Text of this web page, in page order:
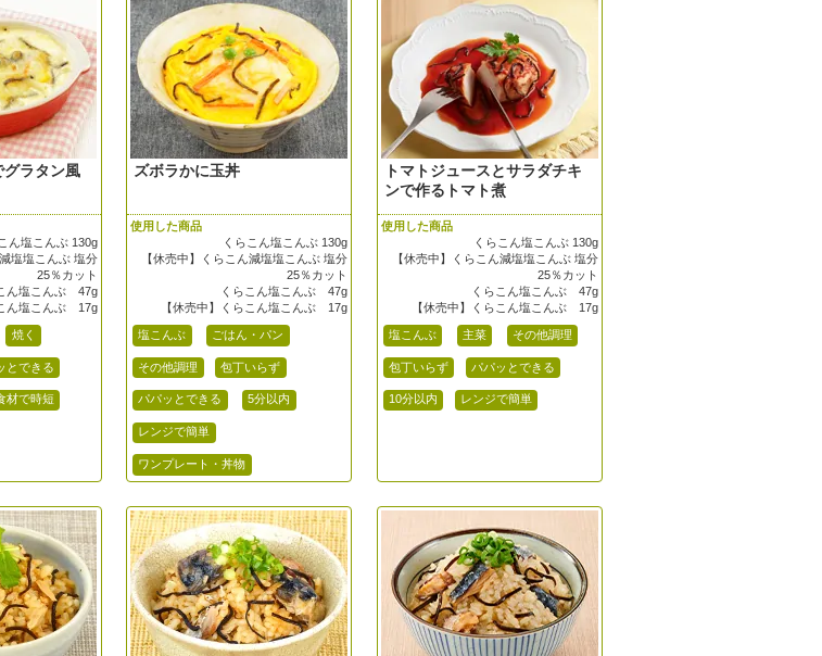
グラタン風
ん塩こんぶ 130g
塩塩こんぶ 塩分
25％カット
ん塩こんぶ 47g
ん塩こんぶ 17g
焼く
とできる
材で時短
ズボラかに玉丼
使用した商品
くらこん塩こんぶ 130g
【休売中】くらこん減塩塩こんぶ 塩分
25％カット
くらこん塩こんぶ 47g
【休売中】くらこん塩こんぶ 17g
塩こんぶ ごはん・パン
その他調理 包丁いらず
パパッとできる 5分以内
レンジで簡単
ワンプレート・丼物
トマトジュースとサラダチキ
ンで作るトマト煮
使用した商品
くらこん塩こんぶ 130g
【休売中】くらこん減塩塩こんぶ 塩分
25％カット
くらこん塩こんぶ 47g
【休売中】くらこん塩こんぶ 17g
塩こんぶ 主菜 その他調理
包丁いらず パパッとできる
10分以内 レンジで簡単